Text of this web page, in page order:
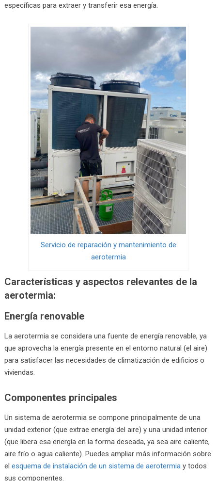
específicas para extraer y transferir esa energía.
Servicio de reparación y mantenimiento de
aerotermia
Características y aspectos relevantes de la
aerotermia:
Energía renovable
La aerotermia se considera una fuente de energía renovable, ya
que aprovecha la energía presente en el entorno natural (el aire)
para satisfacer las necesidades de climatización de edificios o
viviendas.
Componentes principales
Un sistema de aerotermia se compone principalmente de una
unidad exterior (que extrae energía del aire) y una unidad interior
(que libera esa energía en la forma deseada, ya sea aire caliente,
aire frío o agua caliente). Puedes ampliar más información sobre
el esquema de instalación de un sistema de aerotermiay todos
sus componentes.